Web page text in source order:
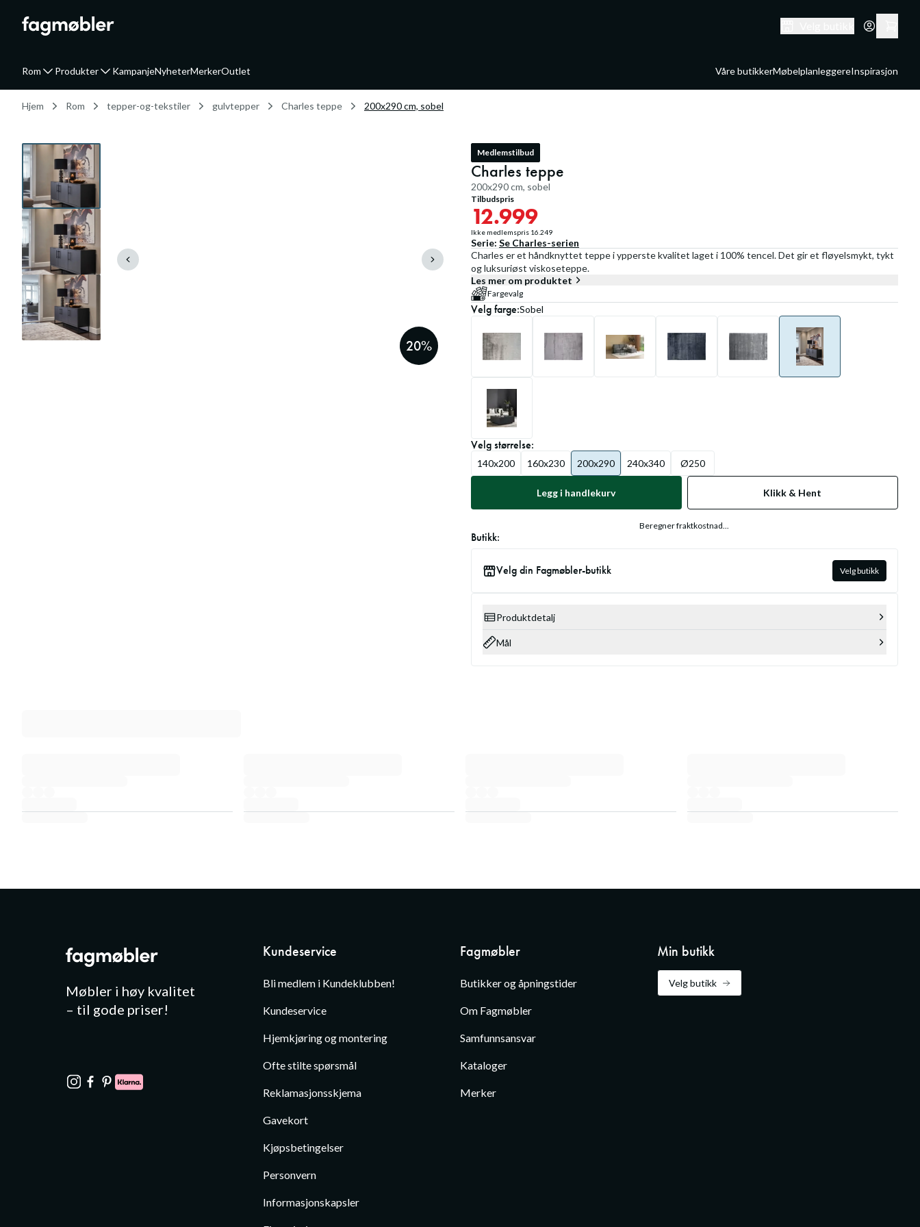
Rom Produkter KampanjeNyheterMerkerOutlet Våre butikkerMøbelplanleggereInspirasjon
Hjem Rom tepper-og-tekstiler gulvtepper Charles teppe 200x290 cm, sobel
20%
Medlemstilbud
Charles teppe
200x290 cm, sobel
Tilbudspris
12.999
Ikke medlemspris 16.249
Serie: Se Charles-serien
Charles er et håndknyttet teppe i ypperste kvalitet laget i 100% tencel. Det gir et fløyelsmykt, tykt
og luksuriøst viskoseteppe.
Les mer om produktet
Fargevalg
Velgfarge:Sobel
Velgstørrelse:
140x200 160x230 200x290 240x340 Ø250
Legg i handlekurv Klikk & Hent
Beregner fraktkostnad...
Butikk:
Velg din Fagmøbler-butikk Velg butikk
Produktdetalj
Mål
Møbler i høy kvalitet
– til gode priser!
Kundeservice
Bli medlem i Kundeklubben!
Kundeservice
Hjemkjøring og montering
Ofte stilte spørsmål
Reklamasjonsskjema
Gavekort
Kjøpsbetingelser
Personvern
Informasjonskapsler
Fagmøbler
Butikker og åpningstider
Om Fagmøbler
Samfunnsansvar
Kataloger
Merker
Min butikk
Velg butikk